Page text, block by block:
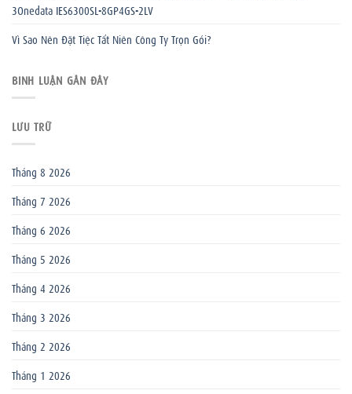
3Onedata IES6300SL-8GP4GS-2LV
Vì Sao Nên Đặt Tiệc Tất Niên Công Ty Trọn Gói?
BÌNH LUẬN GẦN ĐÂY
LƯU TRỮ
Tháng 8 2026
Tháng 7 2026
Tháng 6 2026
Tháng 5 2026
Tháng 4 2026
Tháng 3 2026
Tháng 2 2026
Tháng 1 2026